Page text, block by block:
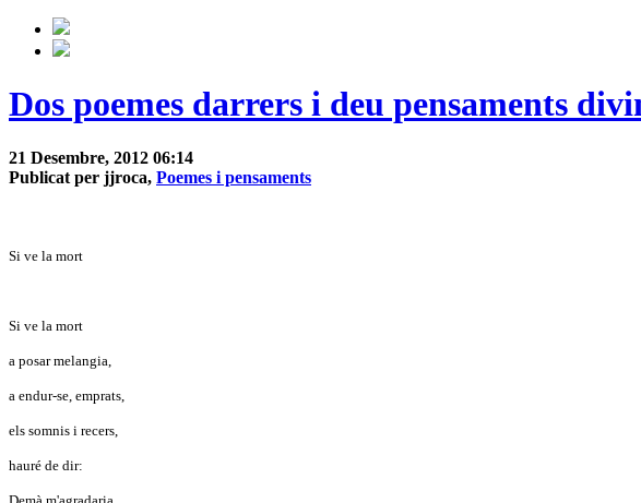
Dos poemes darrers i deu pensaments
21 Desembre, 2012 06:14
Publicat per jjroca, Poemes i pensaments
Si ve la mort
Si ve la mort
a posar melangia,
a endur-se, emprats,
els somnis i recers,
hauré de dir: